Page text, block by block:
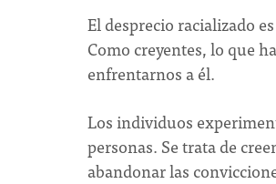
El desprecio racializado
Como creyentes, lo que
enfrentarnos a él.
Los individuos
personas. Se trata de
abandonar las